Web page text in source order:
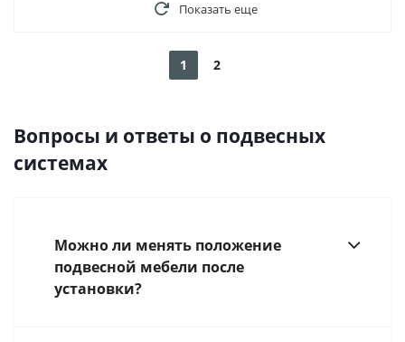
Показать еще
1 2
Вопросы и ответы о подвесных
системах
Можно ли менять положение
подвесной мебели после
установки?